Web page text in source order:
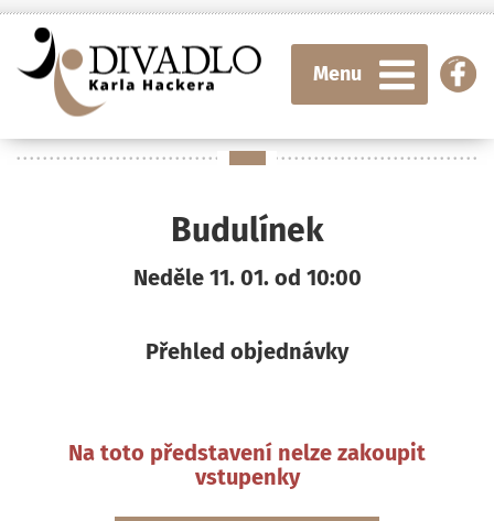
Menu
Budulínek
Neděle 11. 01. od 10:00
Přehled objednávky
Na toto představení nelze zakoupit
vstupenky